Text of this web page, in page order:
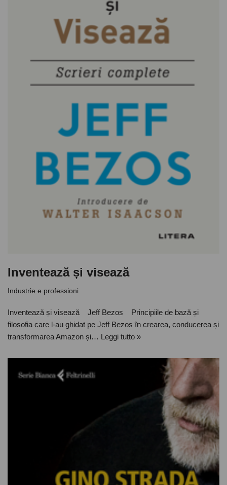
Inventează și visează
Industrie e professioni
Inventează și visează Jeff Bezos Principiile de bază și
filosofia care l-au ghidat pe Jeff Bezos în crearea, conducerea și
transformarea Amazon și… Leggi tutto »